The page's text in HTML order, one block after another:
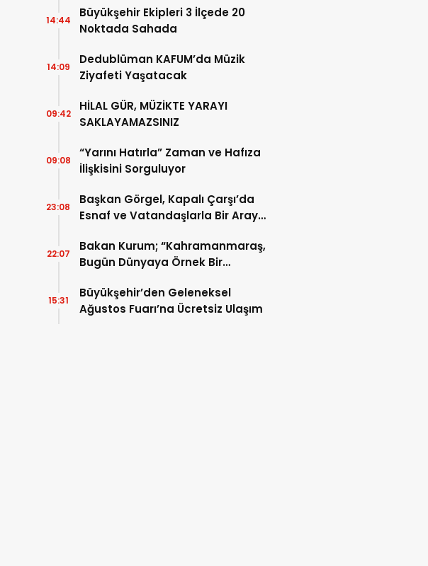
Büyükşehir Ekipleri 3 İlçede 20
Noktada Sahada
14:44
Dedublüman KAFUM’da Müzik
Ziyafeti Yaşatacak
14:09
HİLAL GÜR, MÜZİKTE YARAYI
SAKLAYAMAZSINIZ
09:42
“Yarını Hatırla” Zaman ve Hafıza
İlişkisini Sorguluyor
09:08
Başkan Görgel, Kapalı Çarşı’da
Esnaf ve Vatandaşlarla Bir Araya
23:08
Bakan Kurum; “Kahramanmaraş,
Bugün Dünyaya Örnek Bir
22:07
Büyükşehir’den Geleneksel
Ağustos Fuarı’na Ücretsiz Ulaşım
15:31